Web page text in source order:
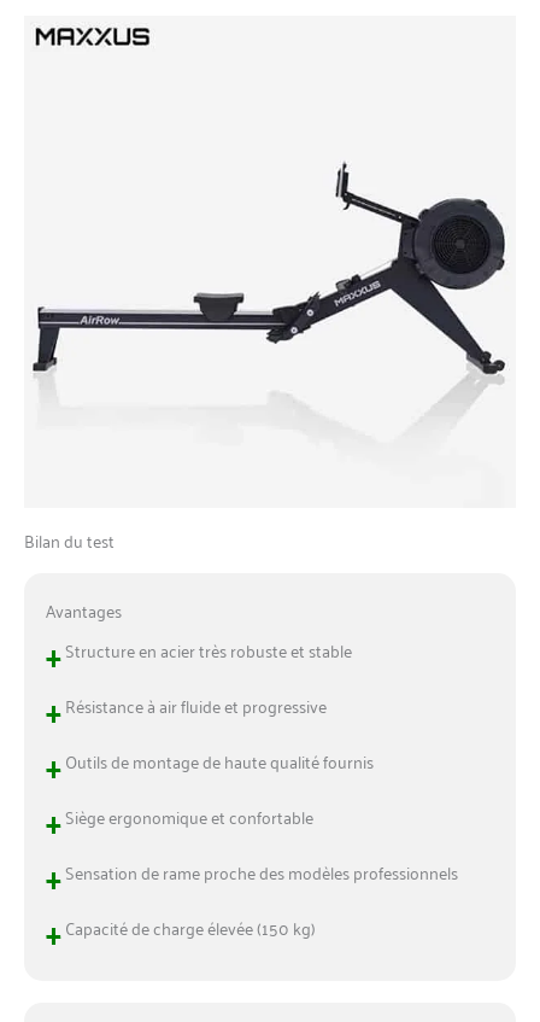
Bilan du test
Avantages
+Structure en acier très robuste et stable
+Résistance à air fluide et progressive
+Outils de montage de haute qualité fournis
+Siège ergonomique et confortable
+Sensation de rame proche des modèles professionnels
+Capacité de charge élevée (150 kg)